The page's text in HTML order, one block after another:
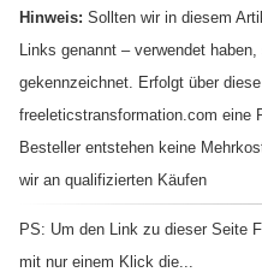
Hinweis: Sollten wir in diesem
Links genannt – verwendet
gekennzeichnet. Erfolgt über
freeleticstransformation.com eine
Besteller entstehen keine
wir an qualifizierten Käufen
PS: Um den Link zu dieser Seite
mit nur einem Klick die...